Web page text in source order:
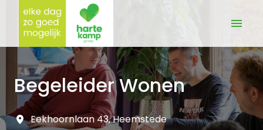
Overslaan
contentHomepagina
Begeleider Wonen
Eekhoornlaan 43,Heemstede